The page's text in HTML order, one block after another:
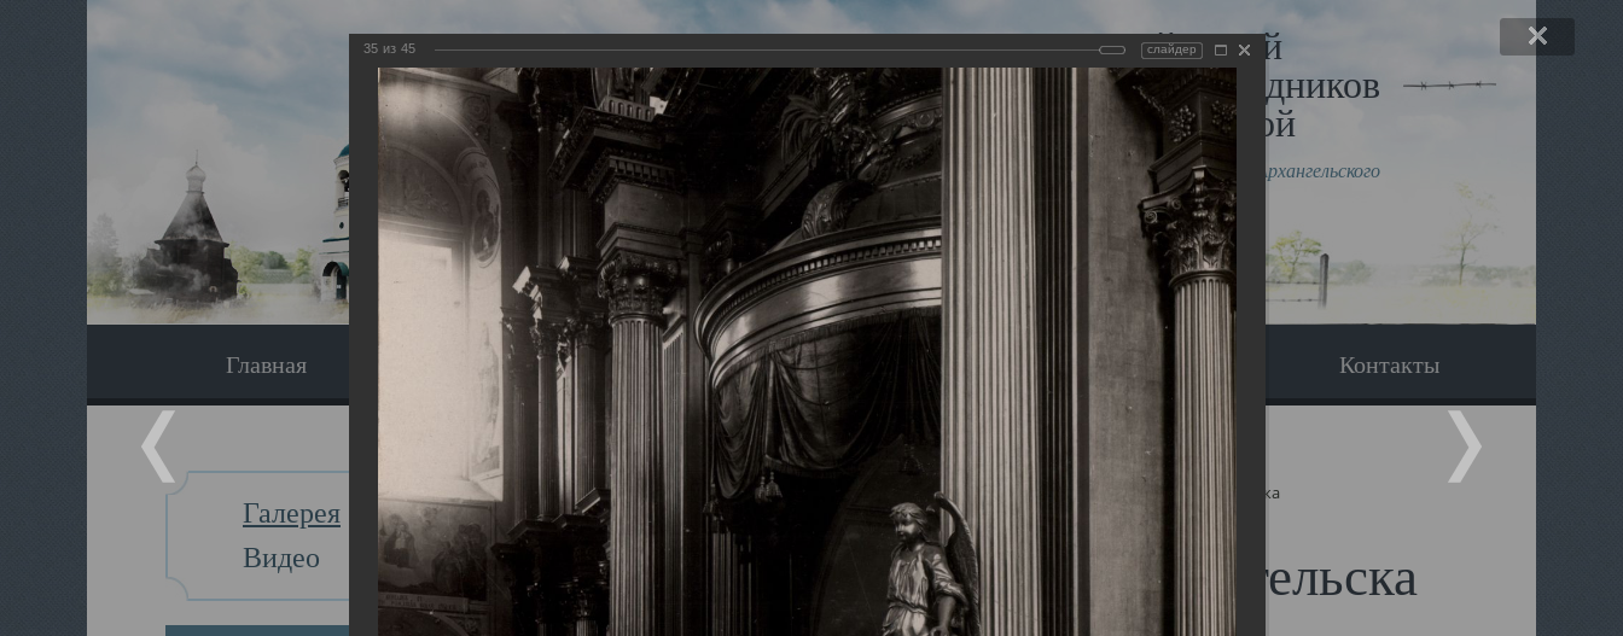
Виртуальный музей
Новомучеников и исповедников
Земли Архангельской
Сайт создан по благословлению митрополита Архангельского
и Холмогорского Даниила
Главная Экскурсия Наследники Вопрос-ответ Контакты
Галерея
Видео
Главная Храмы-мученики Архангельска Свято-Троицкий собор Архангельска
Свято-Троицкий собор Архангельска
35 из 45 слайдер